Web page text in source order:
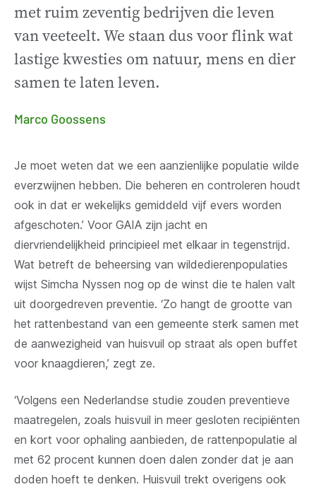
met ruim zeventig bedrijven die leven
van veeteelt. We staan dus voor flink wat
lastige kwesties om natuur, mens en dier
samen te laten leven.
Marco Goossens
Je moet weten dat we een aanzienlijke populatie wilde
everzwijnen hebben. Die beheren en controleren houdt
ook in dat er wekelijks gemiddeld vijf evers worden
afgeschoten.’ Voor GAIA zijn jacht en
diervriendelijkheid principieel met elkaar in tegenstrijd.
Wat betreft de beheersing van wildedierenpopulaties
wijst Simcha Nyssen nog op de winst die te halen valt
uit doorgedreven preventie. ‘Zo hangt de grootte van
het rattenbestand van een gemeente sterk samen met
de aanwezigheid van huisvuil op straat als open buffet
voor knaagdieren,’ zegt ze.
‘Volgens een Nederlandse studie zouden preventieve
maatregelen, zoals huisvuil in meer gesloten recipiënten
en kort voor ophaling aanbieden, de rattenpopulatie al
met 62 procent kunnen doen dalen zonder dat je aan
doden hoeft te denken. Huisvuil trekt overigens ook